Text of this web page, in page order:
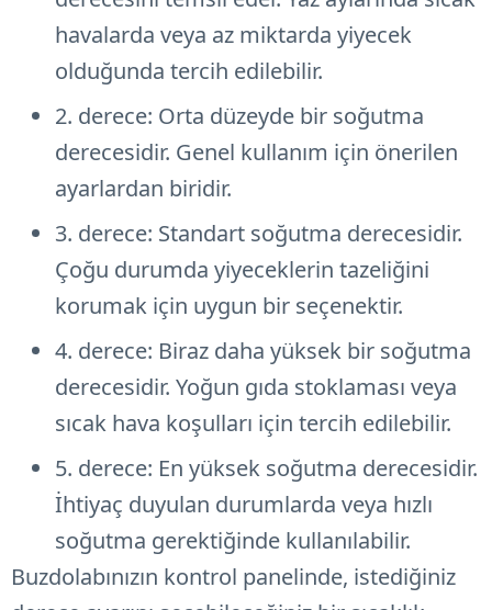
havalarda veya az miktarda yiyecek
olduğunda tercih edilebilir.
2. derece: Orta düzeyde bir soğutma
derecesidir. Genel kullanım için önerilen
ayarlardan biridir.
3. derece: Standart soğutma derecesidir.
Çoğu durumda yiyeceklerin tazeliğini
korumak için uygun bir seçenektir.
4. derece: Biraz daha yüksek bir soğutma
derecesidir. Yoğun gıda stoklaması veya
sıcak hava koşulları için tercih edilebilir.
5. derece: En yüksek soğutma derecesidir.
İhtiyaç duyulan durumlarda veya hızlı
soğutma gerektiğinde kullanılabilir.
Buzdolabınızın kontrol panelinde, istediğiniz